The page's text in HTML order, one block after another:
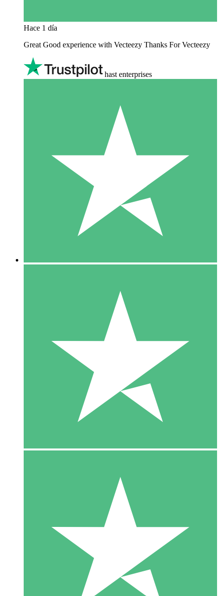
Hace 1 día
Great Good experience with Vecteezy Thanks For Vecteezy
hast enterprises